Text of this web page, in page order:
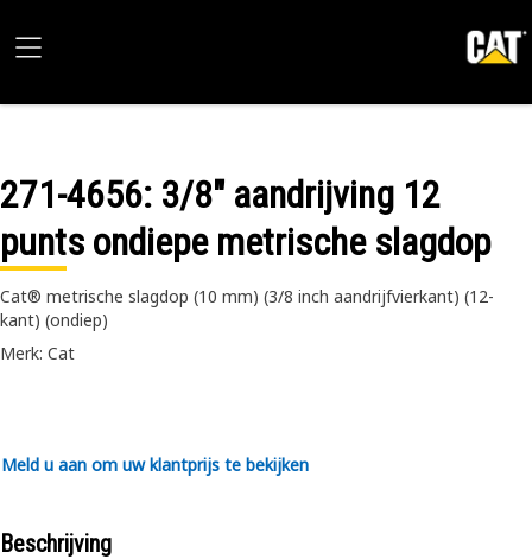
271-4656: 3/8" aandrijving 12
punts ondiepe metrische slagdop
Cat® metrische slagdop (10 mm) (3/8 inch aandrijfvierkant) (12-
kant) (ondiep)
Merk: Cat
Meld u aan om uw klantprijs te bekijken
Beschrijving